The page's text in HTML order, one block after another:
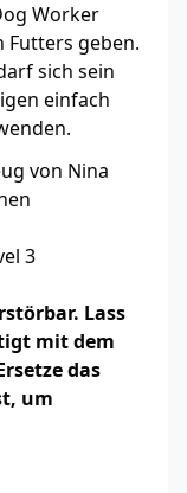
Worker
Futters geben.
sich sein
einfach
von Nina
3
Lass
mit dem
das
um